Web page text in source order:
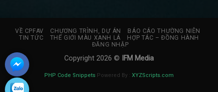
VỀ CPFAV CHƯƠNG TRÌNH, DỰ ÁN
BÁO CÁO THƯỜNG NIÊN
TIN TỨC
THẾ GIỚI MÀU XANH LÁ
HỢP TÁC – ĐỒNG HÀNH
ĐĂNG NHẬP
Copyright 2026 © IFM Media
PHP Code Snippets Powered By : XYZScripts.com